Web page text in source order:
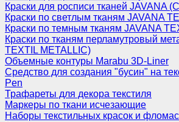
Краски для росписи тканей JAVANA
Краски по светлым тканям JAVANA
Краски по темным тканям JAVANA
Краски по тканям перламутровый
TEXTIL METALLIC)
Объемные контуры Marabu 3D-Liner
Средство для создания "бусин" на
Pen
Трафареты для декора текстиля
Маркеры по ткани исчезающие
Наборы текстильных красок и